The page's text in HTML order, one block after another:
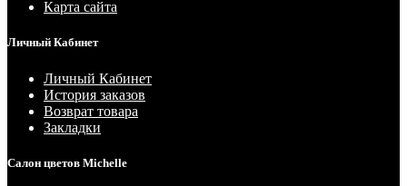
Карта сайта
Личный Кабинет
Личный Кабинет
История заказов
Возврат товара
Закладки
Салон цветов Michelle